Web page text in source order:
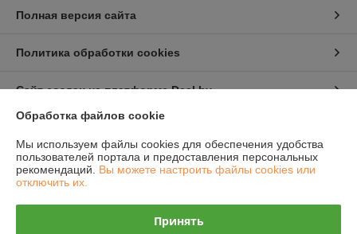
Полная версия сайта
Политика обработки cookies
Сайт создан на платформе Deal.by
Информация для покупателя
Юридическое лицо: ООО "Полимерные машины"
Республика Беларусь, г. Новополоцк, Юбилейная 2 а, оф 47
Обработка файлов cookie
Мы используем файлы cookies для обеспечения удобства
пользователей портала и предоставления персональных
рекомендаций. Вы можете настроить файлы cookies или
отключить их.
Принять